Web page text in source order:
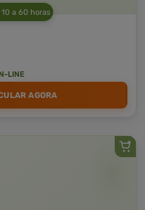
10 a 60 horas
LINE
AGORA